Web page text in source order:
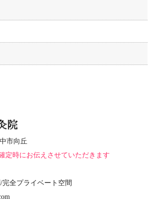
市向丘
定時にお伝えさせていただきます
全プライベート空間